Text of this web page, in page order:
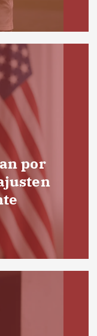
por